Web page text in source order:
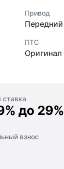
Привод
Передний
ПТС
Оригинал
ставка
до 29%
взнос